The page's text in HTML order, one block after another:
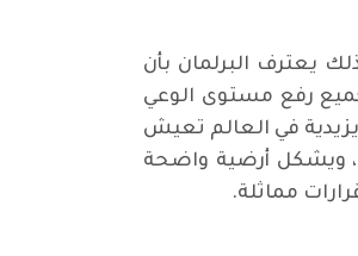
يعترف البرلمان بأن
رفع مستوى الوعي
إيزيدية في العالم تعيش
ويشكل أرضية واضحة
مماثلة.